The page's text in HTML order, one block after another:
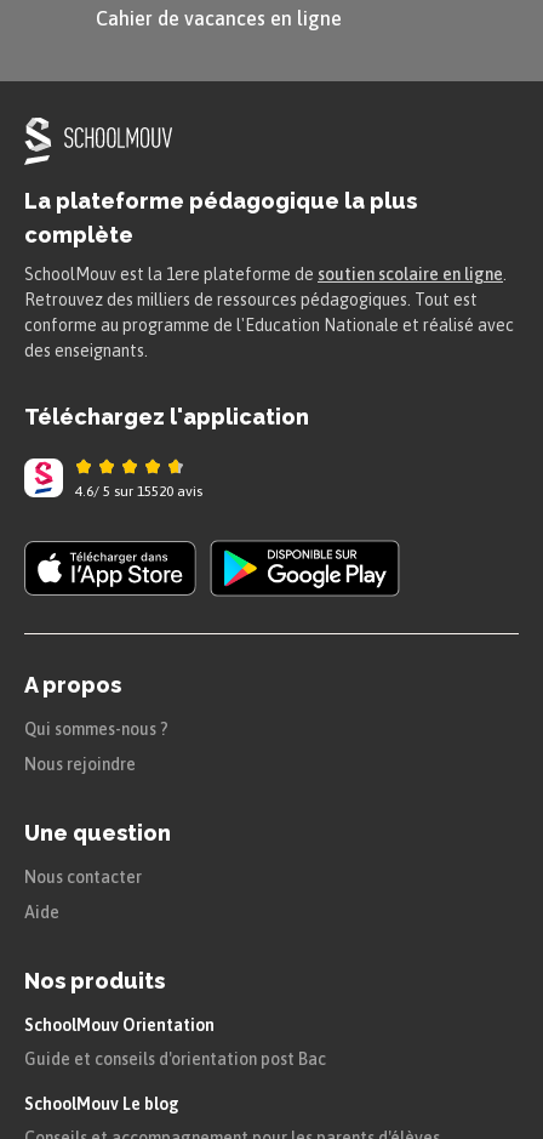
On trace la
par cette
Cahier de vacances en ligne
La plateforme pédagogique la plus
complète
SchoolMouv est la 1ere plateforme de soutien scolaire en ligne
Retrouvez des milliers de ressources pédagogiques. Tout est
conforme au programme de l'Education Nationale et réalisé avec
des enseignants.
Téléchargez l'application
4.6/ 5 sur 15520 avis
A propos
Qui sommes-nous ?
Nous rejoindre
Une question
Nous contacter
Aide
Nos produits
SchoolMouv Orientation
Guide et conseils d'orientation post Bac
SchoolMouv Le blog